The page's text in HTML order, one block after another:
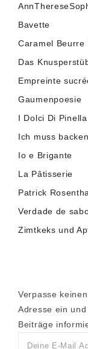
Bavette
Caramel Beurre
Das
Empreinte
Gaumenpoesie
I Dolci Di Pinella
Ich muss backen
Io e Brigante
La Pâtisserie
Patrick
Verdade de
Zimtkeks und
Verpasse
Adresse ein
Beiträge